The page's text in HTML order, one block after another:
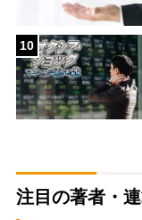
10
注目の著者・